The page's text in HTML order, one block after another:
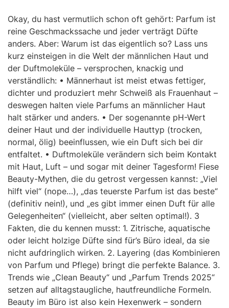
Okay, du hast vermutlich schon oft gehört: Parfum ist
reine Geschmackssache und jeder verträgt Düfte
anders. Aber: Warum ist das eigentlich so? Lass uns
kurz einsteigen in die Welt der männlichen Haut und
der Duftmoleküle – versprochen, knackig und
verständlich: • Männerhaut ist meist etwas fettiger,
dichter und produziert mehr Schweiß als Frauenhaut –
deswegen halten viele Parfums an männlicher Haut
halt stärker und anders. • Der sogenannte pH-Wert
deiner Haut und der individuelle Hauttyp (trocken,
normal, ölig) beeinflussen, wie ein Duft sich bei dir
entfaltet. • Duftmoleküle verändern sich beim Kontakt
mit Haut, Luft – und sogar mit deiner Tagesform! Fiese
Beauty-Mythen, die du getrost vergessen kannst: „Viel
hilft viel“ (nope…), „das teuerste Parfum ist das beste“
(definitiv nein!), und „es gibt immer einen Duft für alle
Gelegenheiten“ (vielleicht, aber selten optimal!). 3
Fakten, die du kennen musst: 1. Zitrische, aquatische
oder leicht holzige Düfte sind für’s Büro ideal, da sie
nicht aufdringlich wirken. 2. Layering (das Kombinieren
von Parfum und Pflege) bringt die perfekte Balance. 3.
Trends wie „Clean Beauty“ und „Parfum Trends 2025“
setzen auf alltagstaugliche, hautfreundliche Formeln.
Beauty im Büro ist also kein Hexenwerk – sondern